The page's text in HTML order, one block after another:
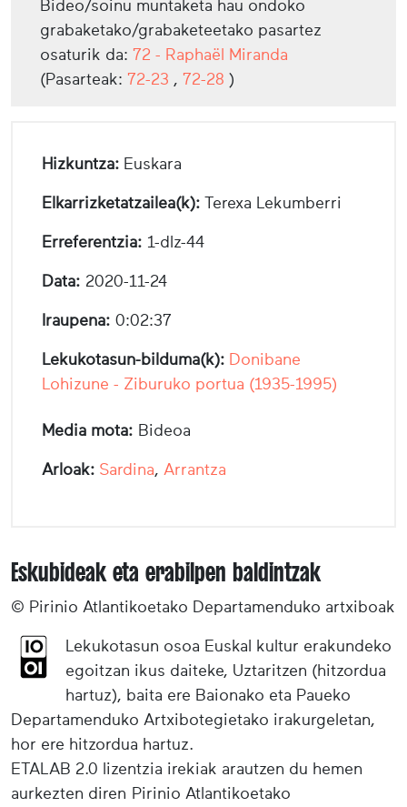
Bideo/soinu muntaketa hau ondoko
grabaketako/grabaketeetako pasartez
osaturik da: 72 - Raphaël Miranda
(Pasarteak: 72-23 , 72-28 )
Hizkuntza: Euskara
Elkarrizketatzailea(k): Terexa Lekumberri
Erreferentzia: 1-dlz-44
Data: 2020-11-24
Iraupena: 0:02:37
Lekukotasun-bilduma(k): Donibane
Lohizune - Ziburuko portua (1935-1995)
Media mota: Bideoa
Arloak: Sardina, Arrantza
Eskubideak eta erabilpen baldintzak
© Pirinio Atlantikoetako Departamenduko artxiboak
Lekukotasun osoa Euskal kultur erakundeko
egoitzan ikus daiteke, Uztaritzen (hitzordua
hartuz), baita ere Baionako eta Paueko
Departamenduko Artxibotegietako irakurgeletan,
hor ere hitzordua hartuz.
ETALAB 2.0 lizentzia irekiak arautzen du hemen
aurkezten diren Pirinio Atlantikoetako